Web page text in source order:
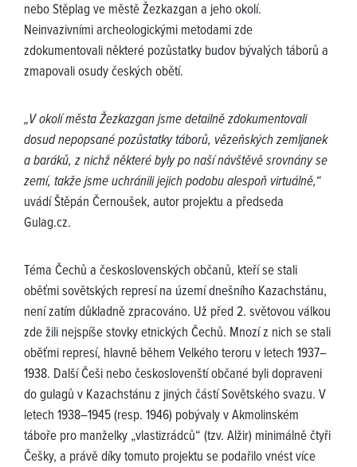
nebo Stěplag ve městě Žezkazgan a jeho okolí.
Neinvazivními archeologickými metodami zde
zdokumentovali některé pozůstatky budov bývalých táborů a
zmapovali osudy českých obětí.
„V okolí města Žezkazgan jsme detailně zdokumentovali
dosud nepopsané pozůstatky táborů, vězeňských zemljanek
a baráků, z nichž některé byly po naší návštěvě srovnány se
zemí, takže jsme uchránili jejich podobu alespoň virtuálně,“
uvádí Štěpán Černoušek, autor projektu a předseda
Gulag.cz.
Téma Čechů a československých občanů, kteří se stali
oběťmi sovětských represí na území dnešního Kazachstánu,
není zatím důkladně zpracováno. Už před 2. světovou válkou
zde žili nejspíše stovky etnických Čechů. Mnozí z nich se stali
oběťmi represí, hlavně během Velkého teroru v letech 1937–
1938. Další Češi nebo českoslovenští občané byli dopraveni
do gulagů v Kazachstánu z jiných částí Sovětského svazu. V
letech 1938–1945 (resp. 1946) pobývaly v Akmolinském
táboře pro manželky „vlastizrádců“ (tzv. Alžir) minimálně čtyři
Češky, a právě díky tomuto projektu se podařilo vnést více